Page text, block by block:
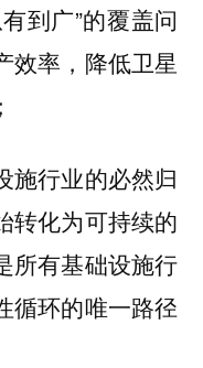
到广”的覆盖问
效率，降低卫星
施行业的必然归
转化为可持续的
所有基础设施行
循环的唯一路径